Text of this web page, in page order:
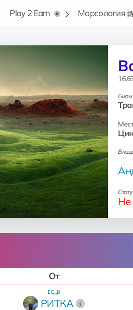
Play 2 Earn Марсология
Биом
Не
От
РИТКА
EQ...j9